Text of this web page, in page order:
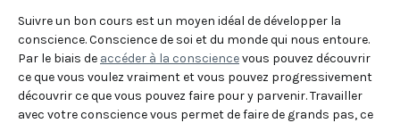
Suivre un bon cours est un moyen idéal de développer la
conscience. Conscience de soi et du monde qui nous entoure.
Par le biais de accéder à la consciencevous pouvez découvrir
ce que vous voulez vraiment et vous pouvez progressivement
découvrir ce que vous pouvez faire pour y parvenir. Travailler
avec votre conscience vous permet de faire de grands pas, ce